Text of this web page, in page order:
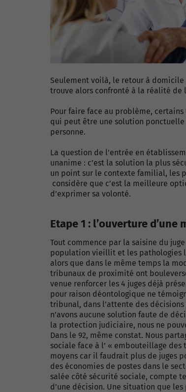
Seulement voilà, le retour à
trouve alors confronté à la réalité de
Pour faire face au problème,
qui peut être une solution
personne.
La question de l’entrée en
unanime : c’est la solution la plus
un point sur le contexte familial, les
considère que c’est la meilleure
d’exprimer sa volonté.
Etape 1 : l’ouverture
Tout commence par la saisine du
population vieillit et les pathologies
alors que dans le même temps la
tribunaux de proximité ont
venue renforcer les 4 juges déjà
pour raison déontologique ne
tribunal, dans l’attente des
n’avons aucune solution faute de
la protection judiciaire, nous ne
Dans le 92, même constat. Nous
sociale face à l’ « embouteillage
moyens car il faudrait plus de juges
des économies de postes dans le
salée côté sécurité sociale, compte
d’une décision. Une situation que